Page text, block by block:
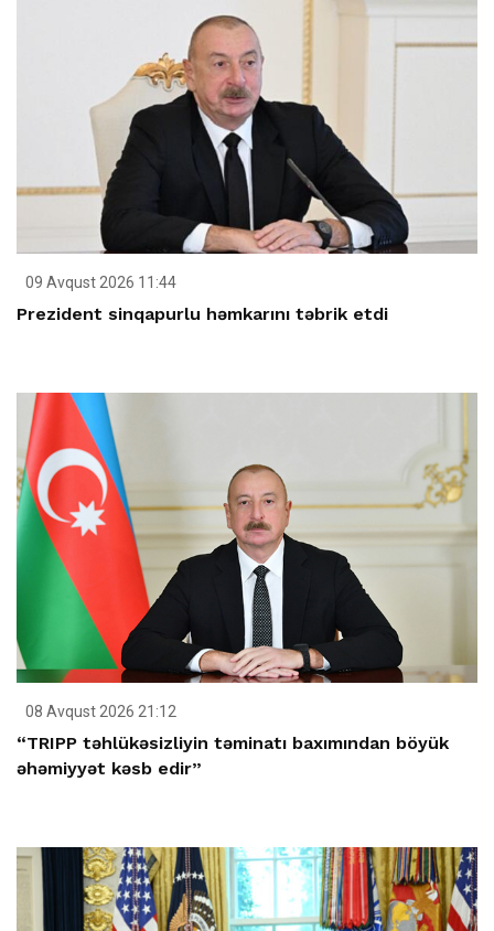
09 Avqust 2026 11:44
Prezident sinqapurlu həmkarını təbrik etdi
08 Avqust 2026 21:12
“TRIPP təhlükəsizliyin təminatı baxımından böyük
əhəmiyyət kəsb edir”